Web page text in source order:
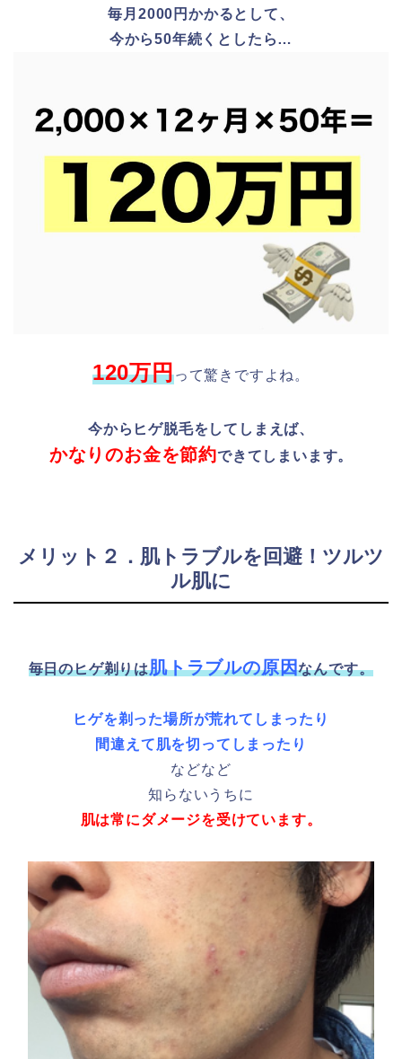
毎月2000円かかるとして、
今から50年続くとしたら…
120万円って驚きですよね。
今からヒゲ脱毛をしてしまえば、
かなりのお金を節約できてしまいます。
メリット２．肌トラブルを回避！ツルツ
ル肌に
毎日のヒゲ剃りは肌トラブルの原因なんです。
ヒゲを剃った場所が荒れてしまったり
間違えて肌を切ってしまったり
などなど
知らないうちに
肌は常にダメージを受けています。